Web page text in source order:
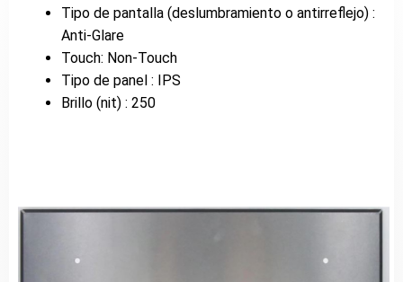
Tipo de pantalla (deslumbramiento o antirreflejo) :
Anti-Glare
Touch: Non-Touch
Tipo de panel : IPS
Brillo (nit) : 250